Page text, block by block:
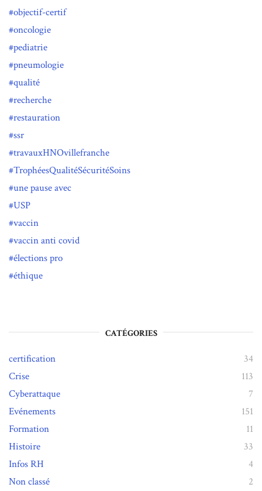
objectif-certif
oncologie
pediatrie
pneumologie
qualité
recherche
restauration
ssr
travauxHNOvillefranche
TrophéesQualitéSécuritéSoins
une pause avec
USP
vaccin
vaccin anti covid
élections pro
éthique
CATÉGORIES
certification
34
Crise
113
Cyberattaque
7
Evénements
151
Formation
11
Histoire
33
Infos RH
4
Non classé
2